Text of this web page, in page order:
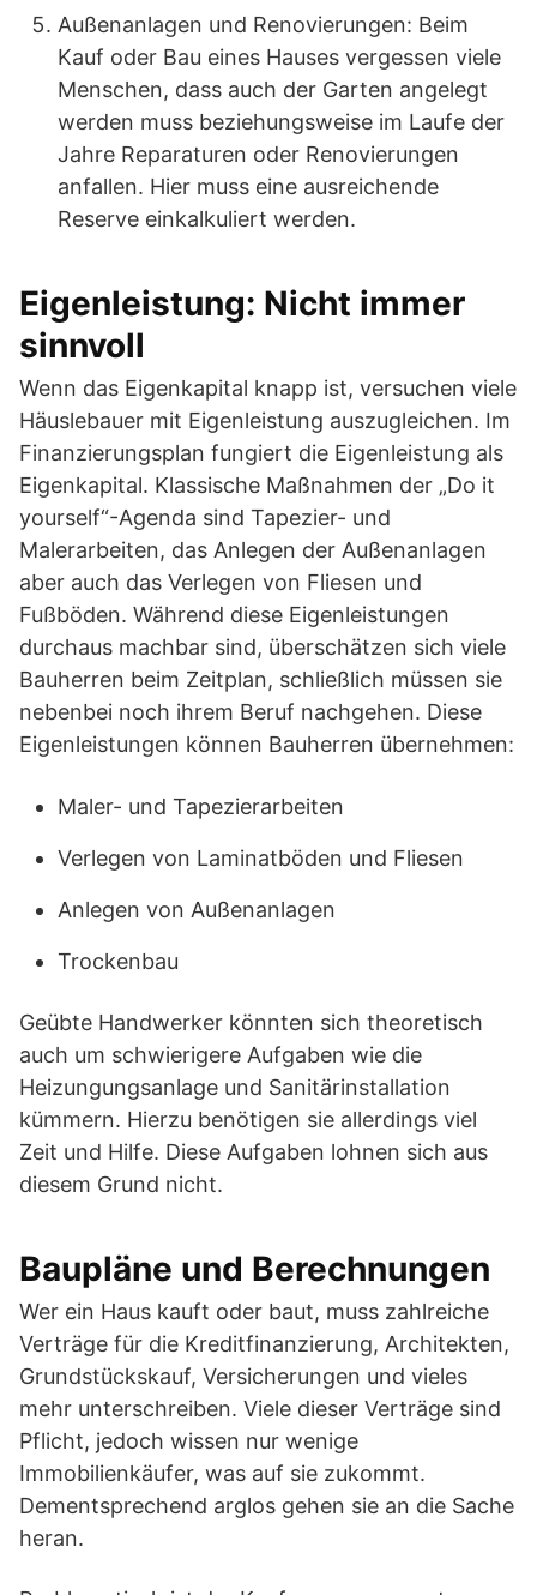
Außenanlagen und Renovierungen: Beim
Kauf oder Bau eines Hauses vergessen viele
Menschen, dass auch der Garten angelegt
werden muss beziehungsweise im Laufe der
Jahre Reparaturen oder Renovierungen
anfallen. Hier muss eine ausreichende
Reserve einkalkuliert werden.
Eigenleistung: Nicht immer
sinnvoll
Wenn das Eigenkapital knapp ist, versuchen viele
Häuslebauer mit Eigenleistung auszugleichen. Im
Finanzierungsplan fungiert die Eigenleistung als
Eigenkapital. Klassische Maßnahmen der „Do it
yourself“-Agenda sind Tapezier- und
Malerarbeiten, das Anlegen der Außenanlagen
aber auch das Verlegen von Fliesen und
Fußböden. Während diese Eigenleistungen
durchaus machbar sind, überschätzen sich viele
Bauherren beim Zeitplan, schließlich müssen sie
nebenbei noch ihrem Beruf nachgehen. Diese
Eigenleistungen können Bauherren übernehmen:
Maler- und Tapezierarbeiten
Verlegen von Laminatböden und Fliesen
Anlegen von Außenanlagen
Trockenbau
Geübte Handwerker könnten sich theoretisch
auch um schwierigere Aufgaben wie die
Heizungungsanlage und Sanitärinstallation
kümmern. Hierzu benötigen sie allerdings viel
Zeit und Hilfe. Diese Aufgaben lohnen sich aus
diesem Grund nicht.
Baupläne und Berechnungen
Wer ein Haus kauft oder baut, muss zahlreiche
Verträge für die Kreditfinanzierung, Architekten,
Grundstückskauf, Versicherungen und vieles
mehr unterschreiben. Viele dieser Verträge sind
Pflicht, jedoch wissen nur wenige
Immobilienkäufer, was auf sie zukommt.
Dementsprechend arglos gehen sie an die Sache
heran.